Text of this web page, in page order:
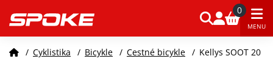
0
MENU
/ Cyklistika / Bicykle / Cestné bicykle / Kellys SOOT 20